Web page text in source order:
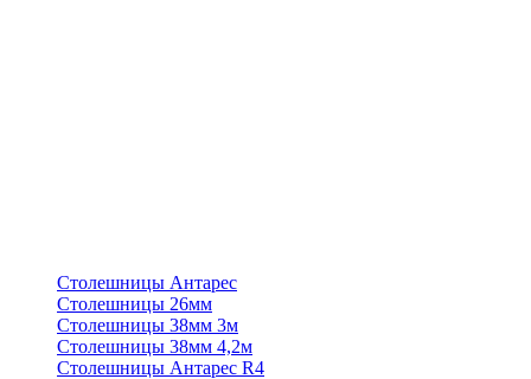
Столешницы Антарес
Столешницы 26мм
Столешницы 38мм 3м
Столешницы 38мм 4,2м
Столешницы Антарес R4